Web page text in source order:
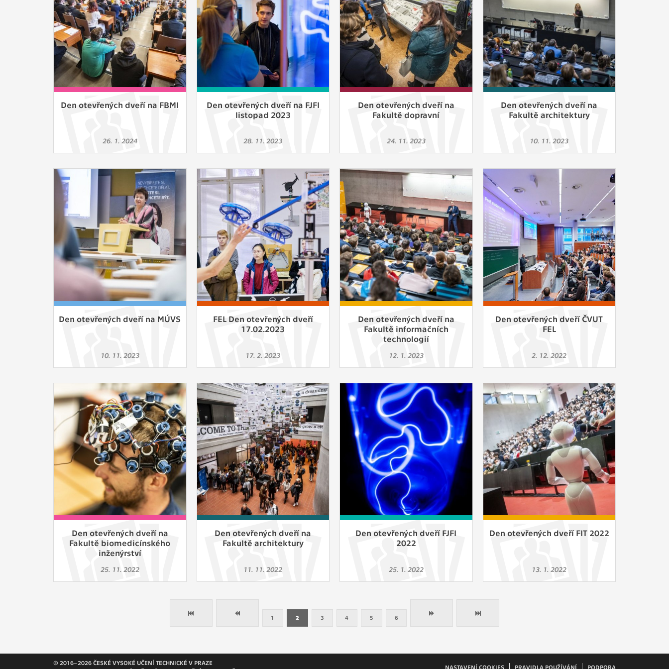
Slouží pro získávání anonymizovaných statistických údajů, které nám
pomáhají vylepšovat naše aplikace. Zpravidla jde o cookies systémů třetích
stran, které k těmto účelům využíváme.
MARKETINGOVÉ
Využívané za účelem zobrazení správných nabídek a cílení obsahu podle
Vašich preferencí. Zpravidla jde o cookies systémů třetích stran, které nám s
analýzou uživatelského chování pomáhají.
zůstala prázdná a všechny cookies byly přiřazeny do některé z kategorií
Den otevřených dveří na FBMI
26. 1. 2024
Den otevřených dveří na FJFI
listopad 2023
28. 11. 2023
Den otevřených dveří na
Fakultě dopravní
24. 11. 2023
Den otevřených dveří na
Fakultě architektury
10. 11. 2023
Den otevřených dveří na MÚVS
10. 11. 2023
FEL Den otevřených dveří
17.02.2023
17. 2. 2023
Den otevřených dveří na
Fakultě informačních
technologií
12. 1. 2023
Den otevřených dveří ČVUT
FEL
2. 12. 2022
Den otevřených dveří na
Fakultě biomedicínského
inženýrství
25. 11. 2022
Den otevřených dveří na
Fakultě architektury
11. 11. 2022
Den otevřených dveří FJFI
2022
25. 1. 2022
Den otevřených dveří FIT 2022
13. 1. 2022
1 2 3 4 5 6
© 2016–2026 ČESKÉ VYSOKÉ UČENÍ TECHNICKÉ V PRAZE
NASTAVENÍ COOKIES PRAVIDLA POUŽÍVÁNÍ PODPORA